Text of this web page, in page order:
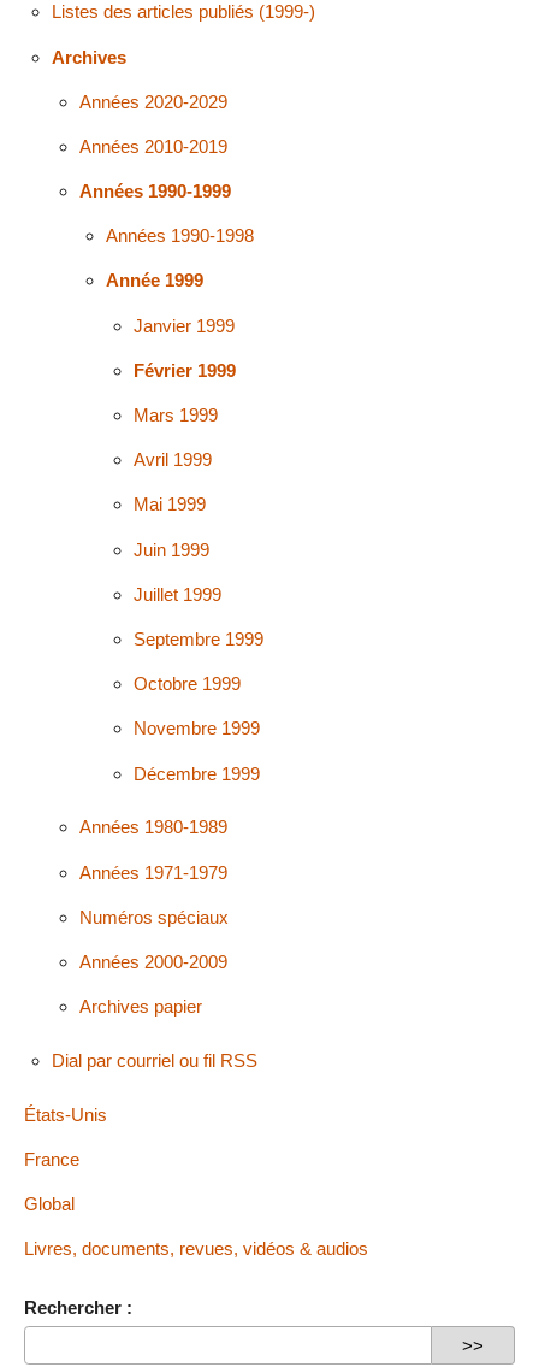
Listes des articles publiés (1999-)
Archives
Années 2020-2029
Années 2010-2019
Années 1990-1999
Années 1990-1998
Année 1999
Janvier 1999
Février 1999
Mars 1999
Avril 1999
Mai 1999
Juin 1999
Juillet 1999
Septembre 1999
Octobre 1999
Novembre 1999
Décembre 1999
Années 1980-1989
Années 1971-1979
Numéros spéciaux
Années 2000-2009
Archives papier
Dial par courriel ou fil RSS
États-Unis
France
Global
Livres, documents, revues, vidéos & audios
Rechercher :